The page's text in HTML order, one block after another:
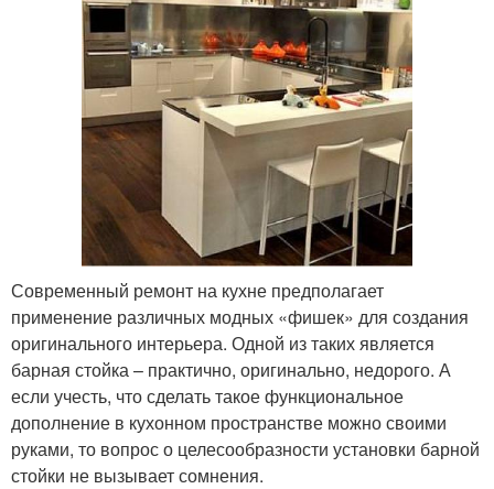
Современный ремонт на кухне предполагает
применение различных модных «фишек» для создания
оригинального интерьера. Одной из таких является
барная стойка – практично, оригинально, недорого. А
если учесть, что сделать такое функциональное
дополнение в кухонном пространстве можно своими
руками, то вопрос о целесообразности установки барной
стойки не вызывает сомнения.